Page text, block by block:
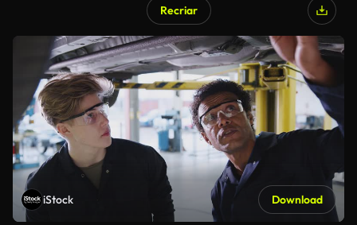
Recriar
iStock Download